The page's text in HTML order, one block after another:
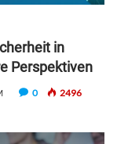
in
Perspektiven
0 2496